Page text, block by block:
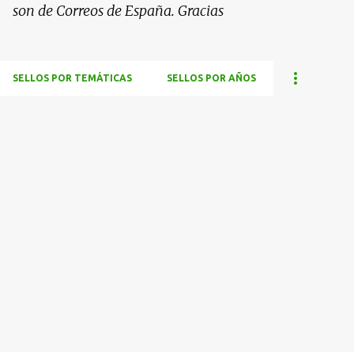
son de Correos de España. Gracias
SELLOS POR TEMÁTICAS SELLOS POR AÑOS